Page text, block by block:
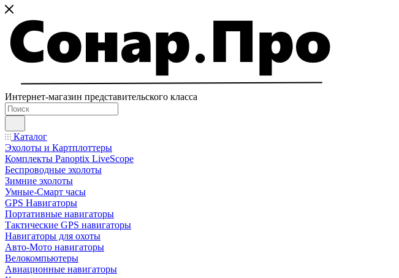
Интернет-магазин представительского класса
Каталог
Эхолоты и Картплоттеры
Комплекты Panoptix LiveScope
Беспроводные эхолоты
Зимние эхолоты
Умные-Смарт часы
GPS Навигаторы
Портативные навигаторы
Тактические GPS навигаторы
Навигаторы для охоты
Авто-Мото навигаторы
Велокомпьютеры
Авиационные навигаторы